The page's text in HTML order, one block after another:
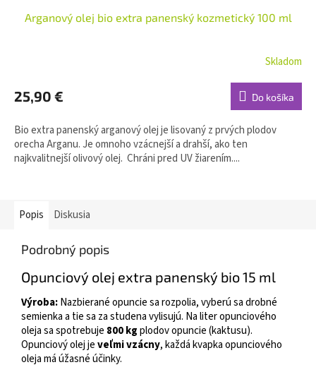
Arganový olej bio extra panenský kozmetický 100 ml
Skladom
25,90 € Do košíka
Bio extra panenský arganový olej je lisovaný z prvých plodov
orecha Arganu. Je omnoho vzácnejší a drahší, ako ten
najkvalitnejší olivový olej. Chráni pred UV žiarením....
Popis Diskusia
Podrobný popis
Opunciový olej extra panenský bio 15 ml
Výroba:Nazbierané opuncie sa rozpolia, vyberú sa drobné
semienka a tie sa za studena vylisujú. Na liter opunciového
oleja sa spotrebuje 800 kgplodov opuncie (kaktusu).
Opunciový olej jeveľmi vzácny, každá kvapka opunciového
oleja má úžasné účinky.